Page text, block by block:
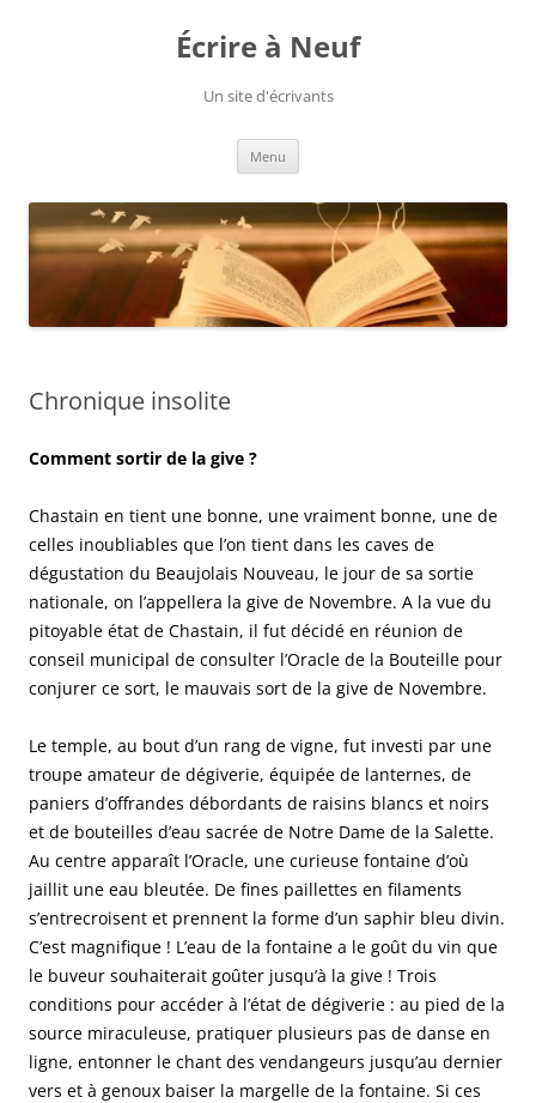
Écrire à Neuf
Un site d'écrivants
Menu
Chronique insolite
Comment sortir de la give ?
Chastain en tient une bonne, une vraiment bonne, une de
celles inoubliables que l’on tient dans les caves de
dégustation du Beaujolais Nouveau, le jour de sa sortie
nationale, on l’appellera la give de Novembre. A la vue du
pitoyable état de Chastain, il fut décidé en réunion de
conseil municipal de consulter l’Oracle de la Bouteille pour
conjurer ce sort, le mauvais sort de la give de Novembre.
Le temple, au bout d’un rang de vigne, fut investi par une
troupe amateur de dégiverie, équipée de lanternes, de
paniers d’offrandes débordants de raisins blancs et noirs
et de bouteilles d’eau sacrée de Notre Dame de la Salette.
Au centre apparaît l’Oracle, une curieuse fontaine d’où
jaillit une eau bleutée. De fines paillettes en filaments
s’entrecroisent et prennent la forme d’un saphir bleu divin.
C’est magnifique ! L’eau de la fontaine a le goût du vin que
le buveur souhaiterait goûter jusqu’à la give ! Trois
conditions pour accéder à l’état de dégiverie : au pied de la
source miraculeuse, pratiquer plusieurs pas de danse en
ligne, entonner le chant des vendangeurs jusqu’au dernier
vers et à genoux baiser la margelle de la fontaine. Si ces